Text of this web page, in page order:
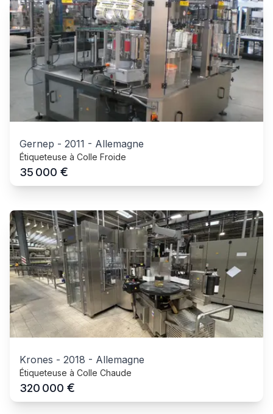
Gernep - 2011 - Allemagne
Étiqueteuse à Colle Froide
35 000 €
Krones - 2018 - Allemagne
Étiqueteuse à Colle Chaude
320 000 €